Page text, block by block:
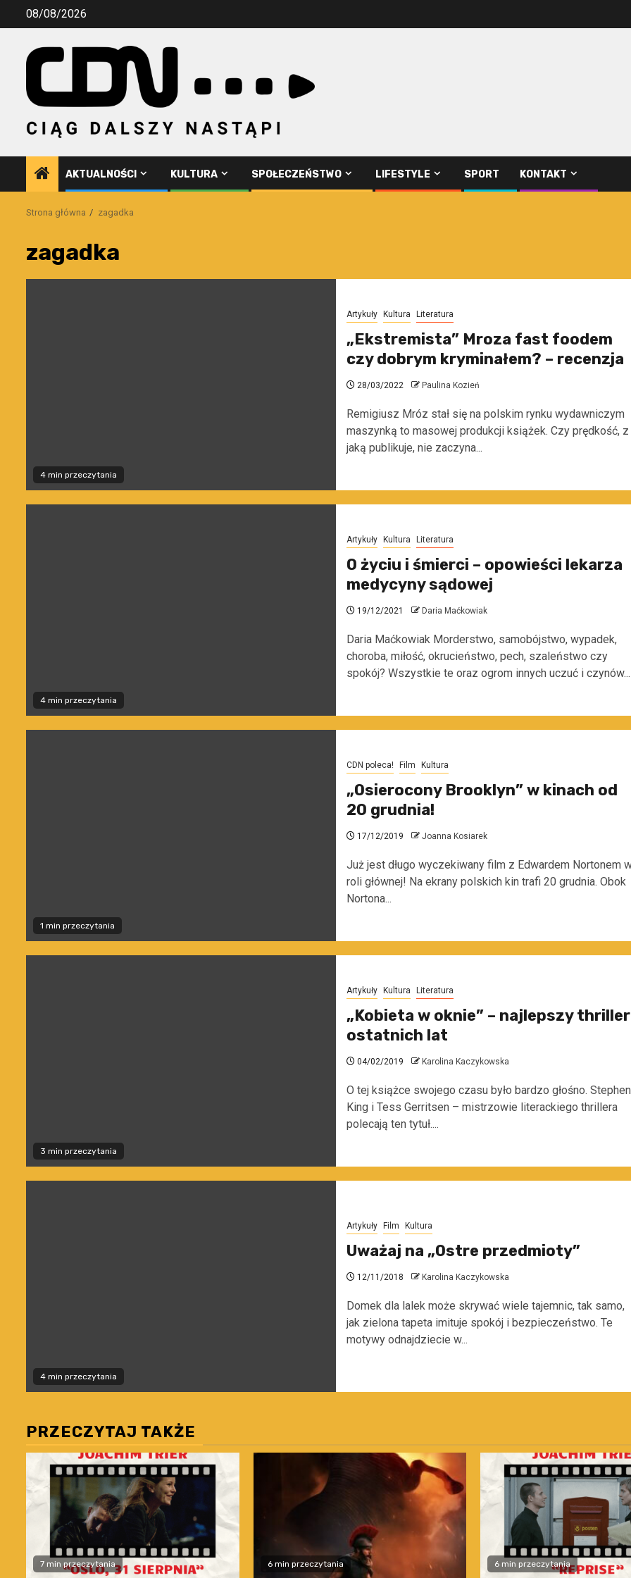
Przejdź08/08/2026
AKTUALNOŚCI KULTURA SPOŁECZEŃSTWO LIFESTYLE SPORT KONTAKT
Strona główna zagadka
zagadka
4 min przeczytania
Artykuły Kultura Literatura
„Ekstremista” Mroza fast foodem
czy dobrym kryminałem? – recenzja
28/03/2022 Paulina Kozień
Remigiusz Mróz stał się na polskim rynku wydawniczym
maszynką to masowej produkcji książek. Czy prędkość, z
jaką publikuje, nie zaczyna...
4 min przeczytania
Artykuły Kultura Literatura
O życiu i śmierci – opowieści lekarza
medycyny sądowej
19/12/2021 Daria Maćkowiak
Daria Maćkowiak Morderstwo, samobójstwo, wypadek,
choroba, miłość, okrucieństwo, pech, szaleństwo czy
spokój? Wszystkie te oraz ogrom innych uczuć i czynów...
1 min przeczytania
CDN poleca! Film Kultura
„Osierocony Brooklyn” w kinach od
20 grudnia!
17/12/2019 Joanna Kosiarek
Już jest długo wyczekiwany film z Edwardem Nortonem
roli głównej! Na ekrany polskich kin trafi 20 grudnia. Obok
Nortona...
3 min przeczytania
Artykuły Kultura Literatura
„Kobieta w oknie” – najlepszy thriller
ostatnich lat
04/02/2019 Karolina Kaczykowska
O tej książce swojego czasu było bardzo głośno. Stephen
King i Tess Gerritsen – mistrzowie literackiego thrillera
polecają ten tytuł....
4 min przeczytania
Artykuły Film Kultura
Uważaj na „Ostre przedmioty”
12/11/2018 Karolina Kaczykowska
Domek dla lalek może skrywać wiele tajemnic, tak samo,
jak zielona tapeta imituje spokój i bezpieczeństwo. Te
motywy odnajdziecie w...
PRZECZYTAJ TAKŻE
7 min przeczytania 6 min przeczytania 6 min przeczytania